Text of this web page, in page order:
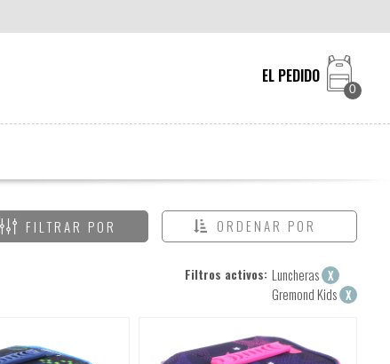
EL PEDIDO
0
ORDENAR POR
FILTRAR POR
Filtros activos: Luncheras X
Gremond Kids X